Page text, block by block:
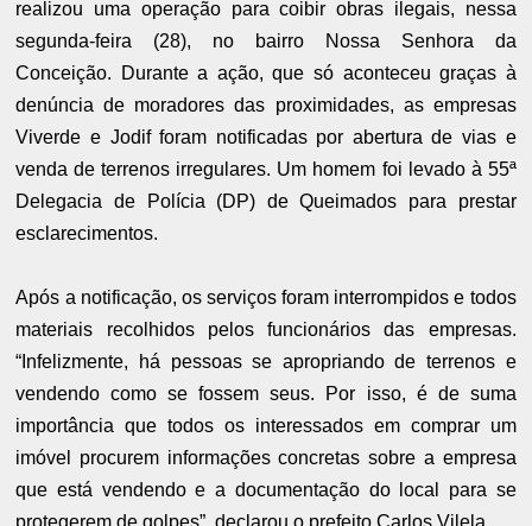
realizou uma operação para coibir obras ilegais, nessa
segunda-feira (28), no bairro Nossa Senhora da
Conceição. Durante a ação, que só aconteceu graças à
denúncia de moradores das proximidades, as empresas
Viverde e Jodif foram notificadas por abertura de vias e
venda de terrenos irregulares. Um homem foi levado à 55ª
Delegacia de Polícia (DP) de Queimados para prestar
esclarecimentos.
Após a notificação, os serviços foram interrompidos e todos
materiais recolhidos pelos funcionários das empresas.
“Infelizmente, há pessoas se apropriando de terrenos e
vendendo como se fossem seus. Por isso, é de suma
importância que todos os interessados em comprar um
imóvel procurem informações concretas sobre a empresa
que está vendendo e a documentação do local para se